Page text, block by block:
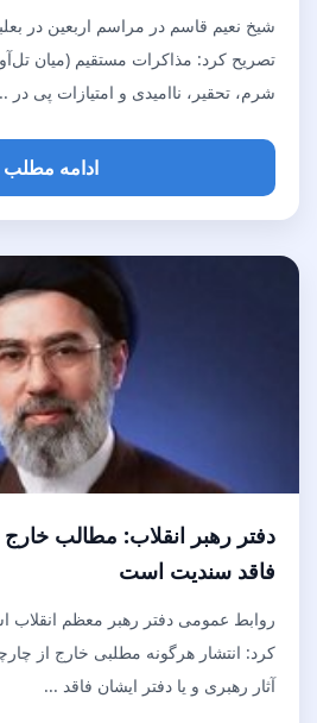
شیخ نعیم قاسم در مراسم اربعین در
تصریح کرد: مذاکرات مستقیم (میان
شرم، تحقیر، ناامیدی و امتیازات پی در
ادامه مطلب
دفتر رهبر انقلاب: مطالب
فاقد سندیت است
روابط عمومی دفتر رهبر معظم انقلاب
کرد: انتشار هرگونه مطلبی خارج از
آثار رهبری و یا دفتر ایشان فاقد ...